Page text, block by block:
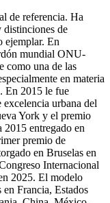
de referencia.​​​​​​ Ha
distinciones de
ejemplar.​ En
mundial ONU-
como una de las
en materia
En 2015 le fue
urbana del
York​ y el premio
entregado en
premio de
en Bruselas en
Internacional
2025.​​​​ El modelo
en Francia, Estados